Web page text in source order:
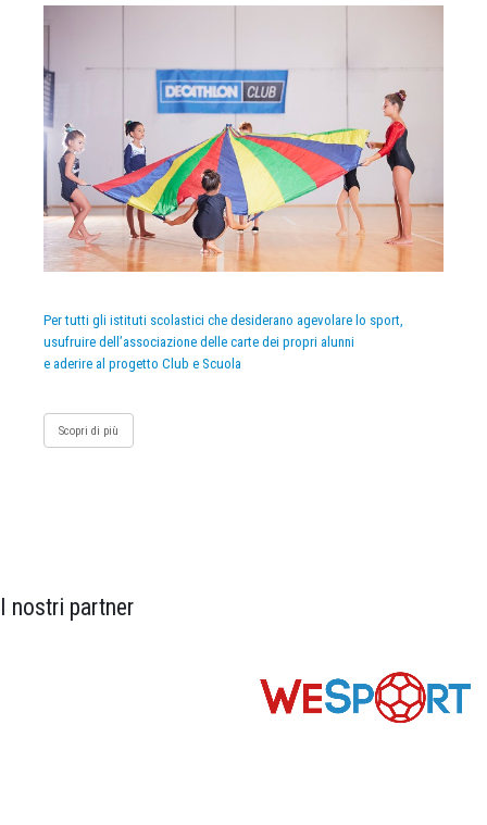
Per tutti gli istituti scolastici che desiderano agevolare lo sport,
usufruire dell’associazione delle carte dei propri alunni
e aderire al progetto Club e Scuola
Scopri di più
I nostri partner